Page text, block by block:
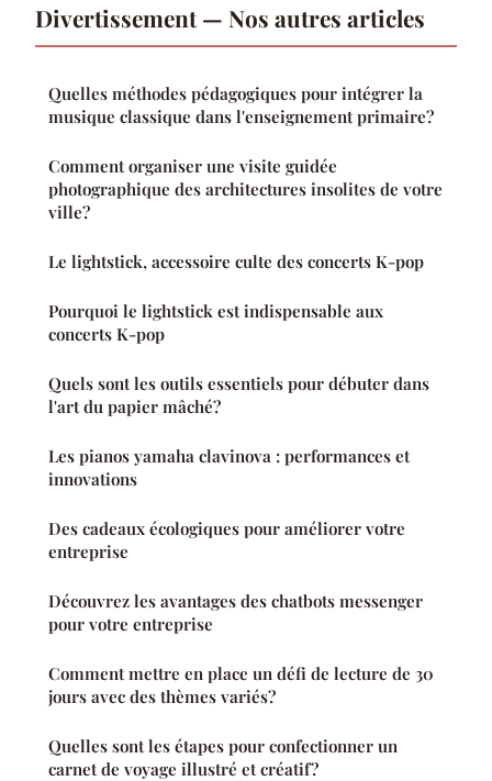
Divertissement — Nos autres articles
Quelles méthodes pédagogiques pour intégrer la
musique classique dans l'enseignement primaire?
Comment organiser une visite guidée
photographique des architectures insolites de votre
ville?
Le lightstick, accessoire culte des concerts K-pop
Pourquoi le lightstick est indispensable aux
concerts K-pop
Quels sont les outils essentiels pour débuter dans
l'art du papier mâché?
Les pianos yamaha clavinova : performances et
innovations
Des cadeaux écologiques pour améliorer votre
entreprise
Découvrez les avantages des chatbots messenger
pour votre entreprise
Comment mettre en place un défi de lecture de 30
jours avec des thèmes variés?
Quelles sont les étapes pour confectionner un
carnet de voyage illustré et créatif?